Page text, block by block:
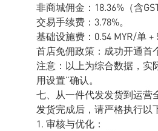
非商城佣金：18.36%（含
交易手续费：3.78%。
基础设施费：0.54 MYR/单 +
首店免佣政策：成功开通首
注意：以上为综合数据，实
用设置”确认。
七、从一件代发发货到运营
发货完成后，请严格执行以
1. 审核与优化：